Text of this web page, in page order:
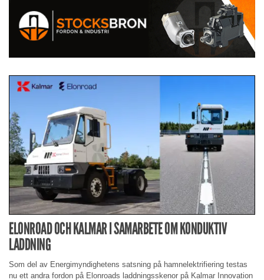
ELONROAD OCH KALMAR I SAMARBETE OM KONDUKTIV
LADDNING
Som del av Energimyndighetens satsning på hamnelektrifiering testas
nu ett andra fordon på Elonroads laddningsskenor på Kalmar Innovation